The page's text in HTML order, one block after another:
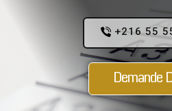
+216 55
Demande